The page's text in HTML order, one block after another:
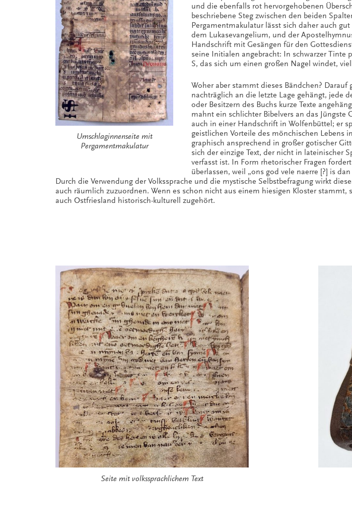
Umschlaginnenseite mit
Pergamentmakulatur
und die ebenfalls rot hervorgehobenen
beschriebene Steg zwischen den beiden
Pergamentmakulatur lässt sich daher auch
dem Lukasevangelium, und der
Handschrift mit Gesängen für den
seine Initialen angebracht: In schwarzer Tinte
S, das sich um einen großen Nagel windet,
Woher aber stammt dieses Bändchen?
nachträglich an die letzte Lage gehängt, jede
oder Besitzern des Buchs kurze Texte
mahnt ein schlichter Bibelvers an das Jüngste
auch in einer Handschrift in Wolfenbüttel; er
geistlichen Vorteile des mönchischen Lebens
graphisch ansprechend in großer gotischer
sich der einzige Text, der nicht in lateinischer
verfasst ist. In Form rhetorischer Fragen
überlassen, weil „ons god vele naerre [?] is
Durch die Verwendung der Volkssprache und die mystische Selbstbefragung wirkt
auch räumlich zuzuordnen. Wenn es schon nicht aus einem hiesigen Kloster
auch Ostfriesland historisch-kulturell zugehört.
Seite mit volkssprachlichem Text